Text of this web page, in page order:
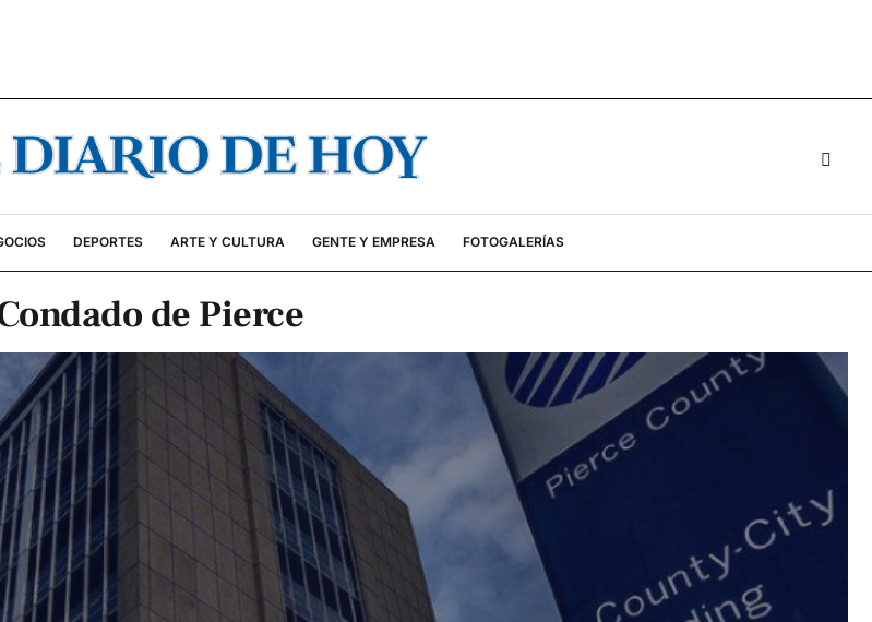
DEPORTES ARTE Y CULTURA GENTE Y EMPRESA FOTOGALERÍAS
de Pierce